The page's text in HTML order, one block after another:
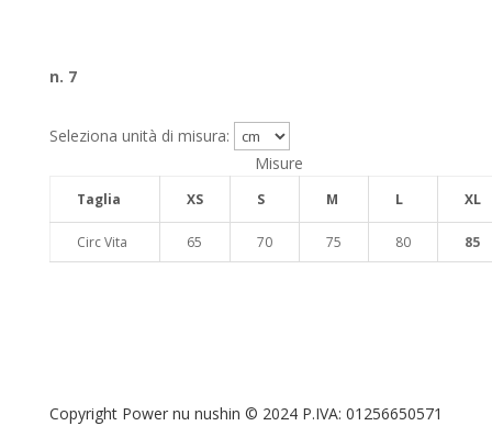
n. 7
Seleziona unità di misura:
Misure
Taglia XS S M L XL
Circ Vita 65 70 75 80 85
Copyright Power nu nushin © 2024 P.IVA: 01256650571
RIPRISTINA 🇮🇹 🇬🇧